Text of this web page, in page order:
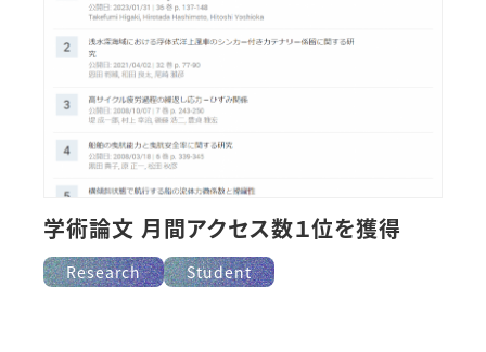
Research Student
学術論文 月間アクセス数１位を獲得